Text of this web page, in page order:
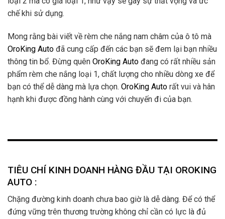
chế khi sử dụng.
Mong rằng bài viết về rèm che nắng nam châm của ô tô mà
OroKing Auto đã cung cấp đến các bạn sẽ đem lại bạn nhiều
thông tin bổ. Đừng quên OroKing Auto đang có rất nhiều sản
phẩm rèm che nắng loại 1, chất lượng cho nhiều dòng xe để
bạn có thể dễ dàng mà lựa chọn. OroKing Auto rất vui và hân
hạnh khi được đồng hành cùng với chuyến đi của bạn.
TIÊU CHÍ KINH DOANH HÀNG ĐẦU TẠI OROKING
AUTO :
Chặng đường kinh doanh chưa bao giờ là dễ dàng. Để có thể
đứng vững trên thương trường không chỉ cần có lực là đủ